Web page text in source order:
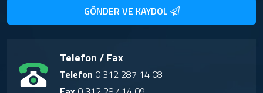
GÖNDER VE KAYDOL
Telefon / Fax
Telefon 0 312 287 14 08